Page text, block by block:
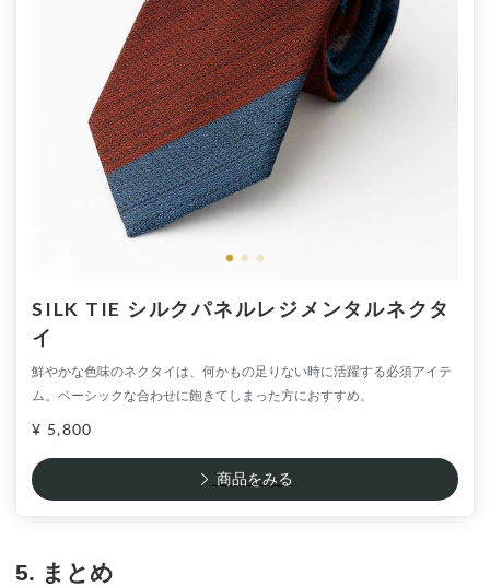
SILK TIE シルクパネルレジメンタルネクタ
イ
鮮やかな色味のネクタイは、何かもの足りない時に活躍する必須アイテ
ム。ベーシックな合わせに飽きてしまった方におすすめ。
¥ 5,800
商品をみる
5. まとめ